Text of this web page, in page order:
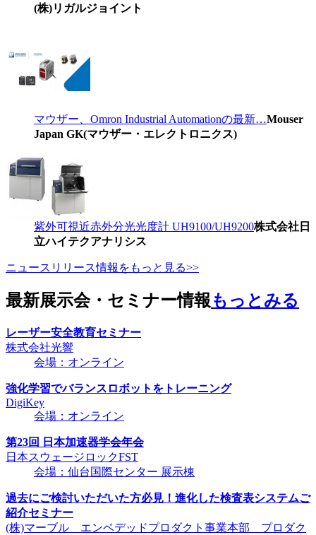
(株)リガルジョイント
マウザー、Omron Industrial Automationの最新…Mouser
Japan GK(マウザー・エレクトロニクス)
紫外可視近赤外分光光度計 UH9100/UH9200株式会社日
立ハイテクアナリシス
ニュースリリース情報をもっと見る>>
最新展示会・セミナー情報もっとみる
レーザー安全教育セミナー
株式会社光響
会場：オンライン
強化学習でバランスロボットをトレーニング
DigiKey
会場：オンライン
第23回 日本加速器学会年会
日本スウェージロックFST
会場：仙台国際センター 展示棟
過去にご検討いただいた方必見！進化した検査表システムご
紹介セミナー
(株)マーブル エンベデッドプロダクト事業本部 プロダク